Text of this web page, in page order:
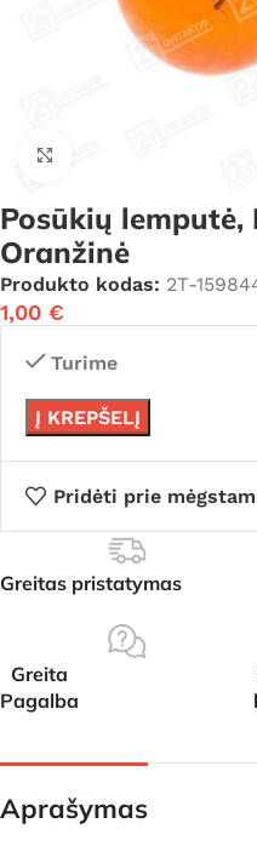
Posūkių lemputė,
Oranžinė
Produkto kodas: 2T-
1,00 €
Turime
Į KREPŠELĮ
Pridėti prie
Greitas pristatymas
Greita
Pagalba
Aprašymas